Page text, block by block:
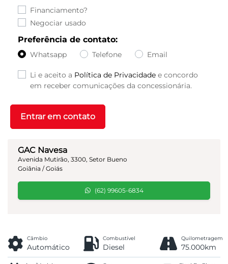
GAC Navesa
Avenida Mutirão, 3300, Setor Bueno
Goiânia / Goiás
(62) 99605-6834
Financiamento?
Negociar usado
Preferência de contato:
Whatsapp Telefone Email
Li e aceito a Política de Privacidade e concordo
em receber comunicações da concessionária.
Entrar em contato
Câmbio
Automático
Combustível
Diesel
Quilometragem
75.000km